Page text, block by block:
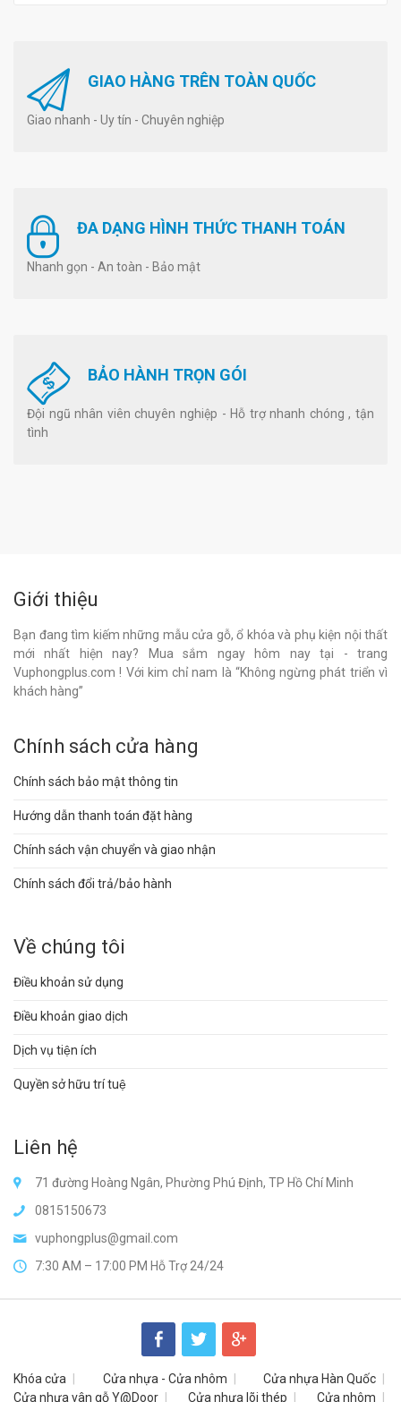
GIAO HÀNG TRÊN TOÀN QUỐC
Giao nhanh - Uy tín - Chuyên nghiệp
ĐA DẠNG HÌNH THỨC THANH TOÁN
Nhanh gọn - An toàn - Bảo mật
BẢO HÀNH TRỌN GÓI
Đội ngũ nhân viên chuyên nghiệp - Hỗ trợ nhanh chóng , tận
tình
Giới thiệu
Bạn đang tìm kiếm những mẫu cửa gỗ, ổ khóa và phụ kiện nội thất
mới nhất hiện nay? Mua sắm ngay hôm nay tại - trang
Vuphongplus.com ! Với kim chỉ nam là “Không ngừng phát triển vì
khách hàng”
Chính sách cửa hàng
Chính sách bảo mật thông tin
Hướng dẫn thanh toán đặt hàng
Chính sách vận chuyển và giao nhận
Chính sách đổi trả/bảo hành
Về chúng tôi
Điều khoản sử dụng
Điều khoản giao dịch
Dịch vụ tiện ích
Quyền sở hữu trí tuệ
Liên hệ
71 đường Hoàng Ngân, Phường Phú Định, TP Hồ Chí Minh
0815150673
vuphongplus@gmail.com
7:30 AM – 17:00 PM Hỗ Trợ 24/24
Khóa cửa Cửa nhựa - Cửa nhôm
Cửa nhựa Hàn Quốc
Cửa nhựa vân gỗ Y@Door
Cửa nhựa lõi thép Cửa nhôm